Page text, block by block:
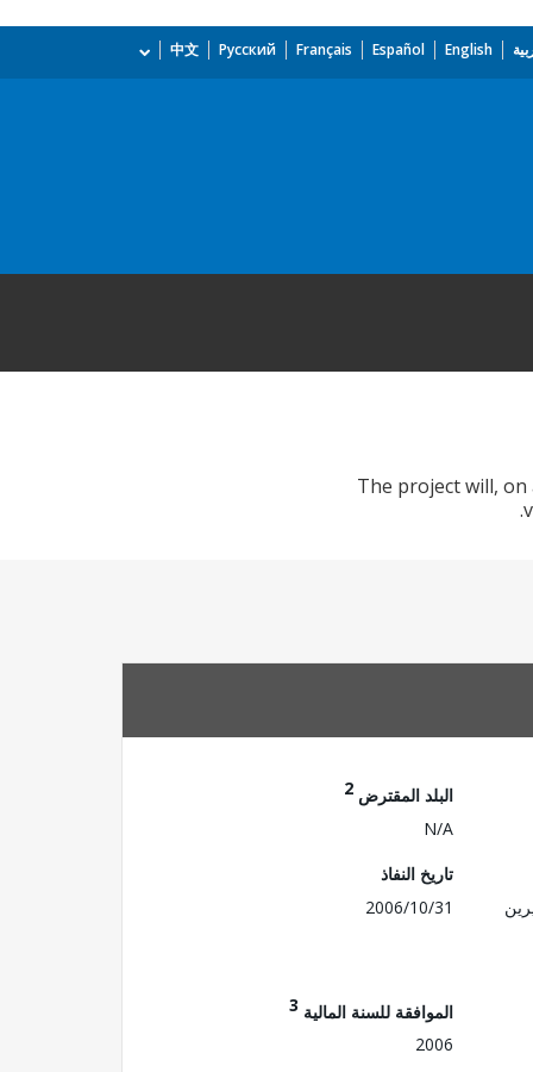
English
Español
Français
Русский
中文
The project will,
البلد المقترض 2
N/A
تاريخ النفاذ
2006/10/31
الموافقة للسنة المالية 3
2006